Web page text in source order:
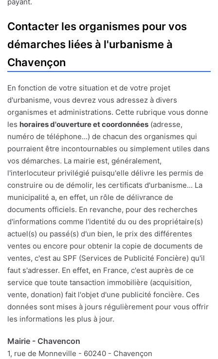
Contacter les organismes pour vos
démarches liées à l'urbanisme à
Chavençon
En fonction de votre situation et de votre projet
d'urbanisme, vous devrez vous adressez à divers
organismes et administrations. Cette rubrique vous donne
les horaires d'ouverture et coordonnées (adresse,
numéro de téléphone...) de chacun des organismes qui
pourraient être incontournables ou simplement utiles dans
vos démarches. La mairie est, généralement,
l'interlocuteur privilégié puisqu'elle délivre les permis de
construire ou de démolir, les certificats d'urbanisme... La
municipalité a, en effet, un rôle de délivrance de
documents officiels. En revanche, pour des recherches
d'informations comme l'identité du ou des propriétaire(s)
actuel(s) ou passé(s) d'un bien, le prix des différentes
ventes ou encore pour obtenir la copie de documents de
ventes, c'est au SPF (Services de Publicité Foncière) qu'il
faut s'adresser. En effet, en France, c'est auprès de ce
service que toute tansaction immobilière (acquisition,
vente, donation) fait l'objet d'une publicité foncière. Ces
données sont mises à jours régulièrement pour vous offrir
les informations les plus à jour.
Mairie - Chavencon
1, rue de Monneville - 60240 - Chavençon